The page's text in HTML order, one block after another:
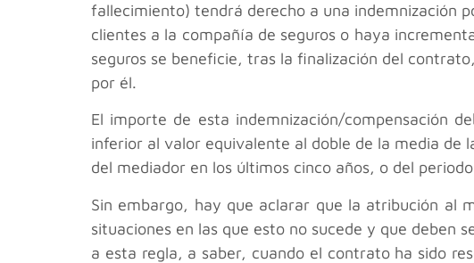
fallecimiento) tendrá derecho a una indemnización
clientes a la compañía de seguros o haya
seguros se beneficie, tras la finalización del
por él.
El importe de esta indemnización/compensación
inferior al valor equivalente al doble de la media de
del mediador en los últimos cinco años, o del
Sin embargo, hay que aclarar que la atribución al
situaciones en las que esto no sucede y que deben
a esta regla, a saber, cuando el contrato ha sido